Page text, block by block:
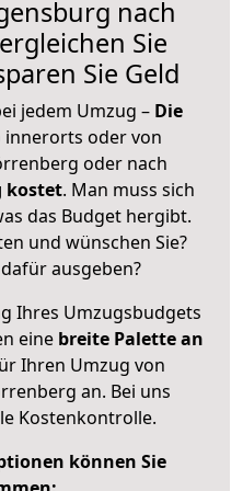
nach
Sie
Sie Geld
jedem Umzug – Die
innerorts oder von
oder nach
kostet. Man muss sich
das Budget hergibt.
und wünschen Sie?
ausgeben?
Ihres Umzugsbudgets
eine breite Palette an
Ihren Umzug von
an. Bei uns
Kostenkontrolle.
können Sie